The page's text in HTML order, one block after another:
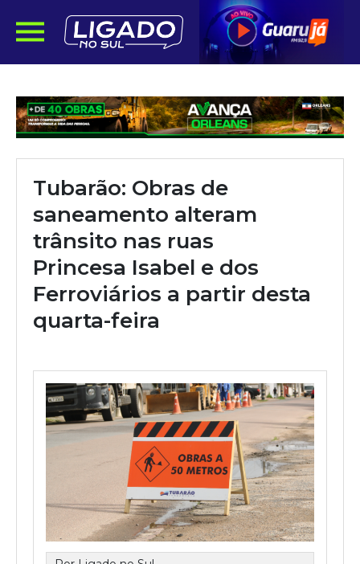
Tubarão: Obras de
saneamento alteram
trânsito nas ruas
Princesa Isabel e dos
Ferroviários a partir desta
quarta-feira